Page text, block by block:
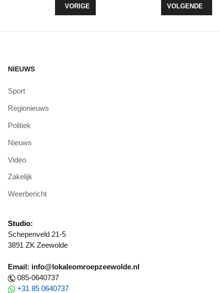
VORIG ARTIKEL: VERKOOP KLEDING VOOR
VORIGE VOLGENDE
VOLGENDE
NIEUWS
Sport
Regionieuws
Politiek
Nieuws
Video
Zakelijk
Weerbericht
Studio:
Schepenveld 21-5
3891 ZK Zeewolde
Email: info@lokaleomroepzeewolde.nl
085-0640737
+31 85 0640737